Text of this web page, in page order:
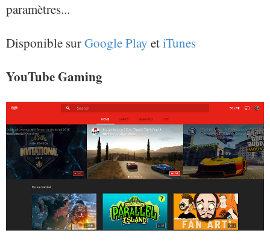
paramètres...
Disponible surGoogle Play etiTunes
YouTube Gaming